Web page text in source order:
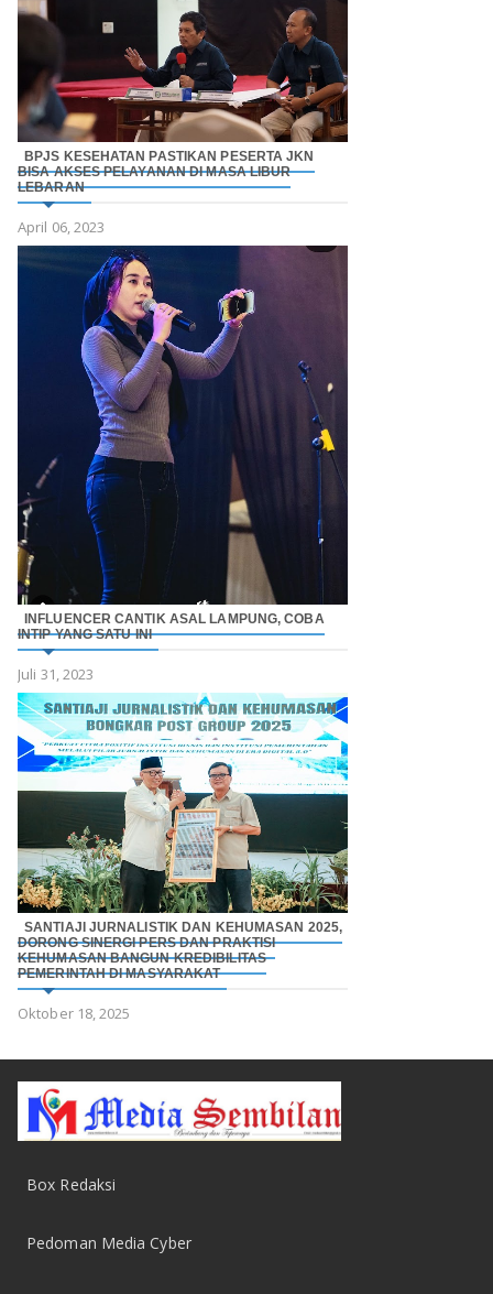
BPJS KESEHATAN PASTIKAN PESERTA JKN
BISA AKSES PELAYANAN DI MASA LIBUR
LEBARAN
April 06, 2023
INFLUENCER CANTIK ASAL LAMPUNG, COBA
INTIP YANG SATU INI
Juli 31, 2023
SANTIAJI JURNALISTIK DAN KEHUMASAN 2025,
DORONG SINERGI PERS DAN PRAKTISI
KEHUMASAN BANGUN KREDIBILITAS
PEMERINTAH DI MASYARAKAT
Oktober 18, 2025
Box Redaksi
Pedoman Media Cyber